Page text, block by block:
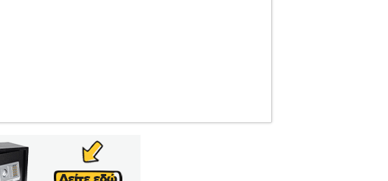
σε μπλε χρώμα, από την εταιρία BABYFACE. Ένα
μέση. Στο πλάι έχει με διακριτικά γράμματα patch με το logo
Βαμβάκι• Θερμοκρασία πλύσης>Ακολουθήστε τις